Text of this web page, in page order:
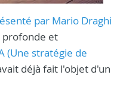
par Mario Draghi
profonde et
(Une stratégie de
déjà fait l'objet d'un